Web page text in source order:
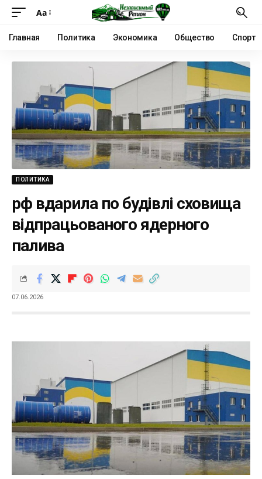
Аа
Главная Политика Экономика Общество Спорт
ПОЛИТИКА
рф вдарила по будівлі сховища
відпрацьованого ядерного
палива
07.06.2026